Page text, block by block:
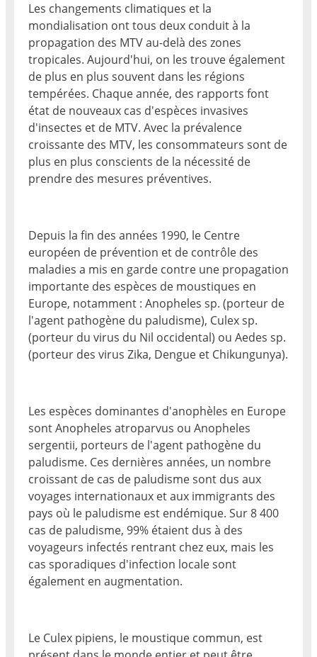
Les changements climatiques et la
mondialisation ont tous deux conduit à la
propagation des MTV au-delà des zones
tropicales. Aujourd'hui, on les trouve également
de plus en plus souvent dans les régions
tempérées. Chaque année, des rapports font
état de nouveaux cas d'espèces invasives
d'insectes et de MTV. Avec la prévalence
croissante des MTV, les consommateurs sont de
plus en plus conscients de la nécessité de
prendre des mesures préventives.
Depuis la fin des années 1990, le Centre
européen de prévention et de contrôle des
maladies a mis en garde contre une propagation
importante des espèces de moustiques en
Europe, notamment : Anopheles sp. (porteur de
l'agent pathogène du paludisme), Culex sp.
(porteur du virus du Nil occidental) ou Aedes sp.
(porteur des virus Zika, Dengue et Chikungunya).
Les espèces dominantes d'anophèles en Europe
sont Anopheles atroparvus ou Anopheles
sergentii, porteurs de l'agent pathogène du
paludisme. Ces dernières années, un nombre
croissant de cas de paludisme sont dus aux
voyages internationaux et aux immigrants des
pays où le paludisme est endémique. Sur 8 400
cas de paludisme, 99% étaient dus à des
voyageurs infectés rentrant chez eux, mais les
cas sporadiques d'infection locale sont
également en augmentation.
Le Culex pipiens, le moustique commun, est